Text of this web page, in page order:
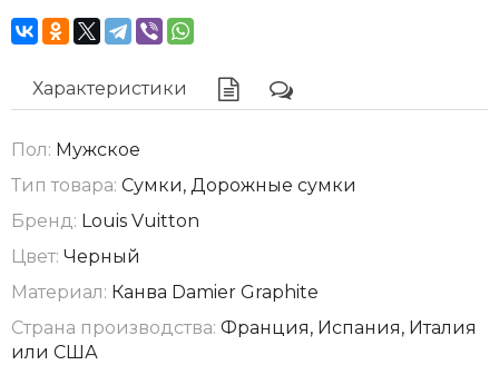
Характеристики
Пол: Мужское
Тип товара: Сумки, Дорожные сумки
Бренд: Louis Vuitton
Цвет: Черный
Материал: Канва Damier Graphite
Страна производства: Франция, Испания, Италия
или США